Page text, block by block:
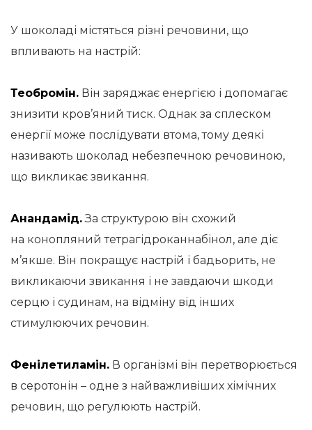
У шоколаді містяться різні речовини, що
впливають на настрій:
Теобромін. Він заряджає енергією і допомагає
знизити кров’яний тиск. Однак за сплеском
енергії може послідувати втома, тому деякі
називають шоколад небезпечною речовиною,
що викликає звикання.
Анандамід.За структурою він схожий
на конопляний тетрагідроканнабінол, але діє
м’якше. Він покращує настрій і бадьорить, не
викликаючи звикання і не завдаючи шкоди
серцю і судинам, на відміну від інших
стимулюючих речовин.
Фенілетиламін. В організмі він перетворюється
в серотонін – одне з найважливіших хімічних
речовин, що регулюють настрій.